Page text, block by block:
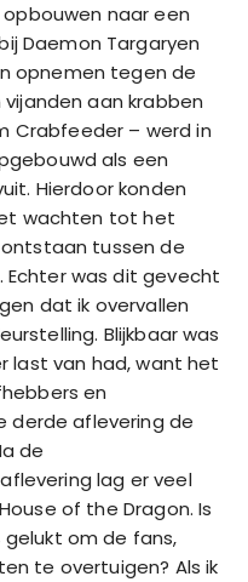
naar een
Daemon Targaryen
opnemen tegen de
aan krabben
Crabfeeder – werd in
als een
Hierdoor konden
wachten tot het
tussen de
Echter was dit gevecht
dat ik overvallen
Blijkbaar was
last van had, want het
en
derde aflevering de
de
lag er veel
of the Dragon. Is
gelukt om de fans,
te overtuigen? Als ik